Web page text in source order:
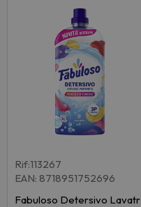
Rif:113267
EAN: 8718951752696
Fabuloso Detersivo Lavatr